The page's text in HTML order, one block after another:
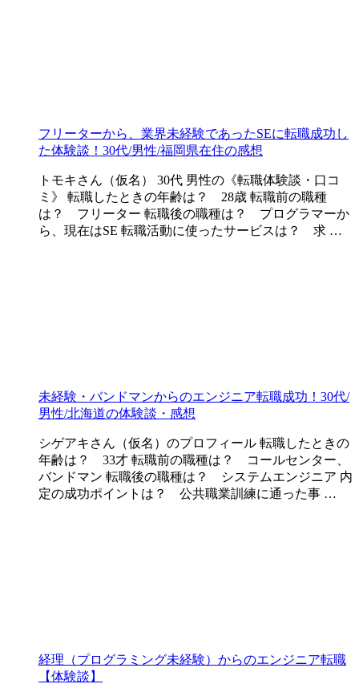
フリーターから、業界未経験であったSEに転職成功し
た体験談！30代/男性/福岡県在住の感想
トモキさん（仮名） 30代 男性の《転職体験談・口コ
ミ》 転職したときの年齢は？ 28歳 転職前の職種
は？ フリーター 転職後の職種は？ プログラマーか
ら、現在はSE 転職活動に使ったサービスは？ 求 …
未経験・バンドマンからのエンジニア転職成功！30代/
男性/北海道の体験談・感想
シゲアキさん（仮名）のプロフィール 転職したときの
年齢は？ 33才 転職前の職種は？ コールセンター、
バンドマン 転職後の職種は？ システムエンジニア 内
定の成功ポイントは？ 公共職業訓練に通った事 …
経理（プログラミング未経験）からのエンジニア転職
【体験談】